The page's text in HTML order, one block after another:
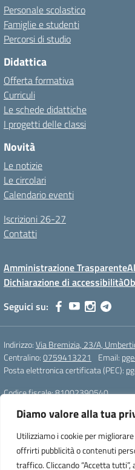
Diamo valore alla tua
Utilizziamo i cookie per
offrirti pubblicità o contenuti
traffico. Cliccando “Accetta
Personale scolastico
Famiglie e studenti
Percorsi di studio
Didattica
Offerta formativa
Curriculi
Le schede didattiche
I progetti delle classi
Novità
Le notizie
Le circolari
Calendario eventi
Iscrizioni 26-27
Contatti
Amministrazione Trasparente
Dichiarazione di accessibilità
Seguici su:
Indirizzo:Via Bremizia, 23/A,
Centralino:0759413221 Email:
Posta elettronica certificata (PEC):
Codice fiscale: 81002390540
Codice Indice delle Pubbliche
Codice unico di fatturazione (CUF):
Sito realizzato da Oxfirm s.r.l.